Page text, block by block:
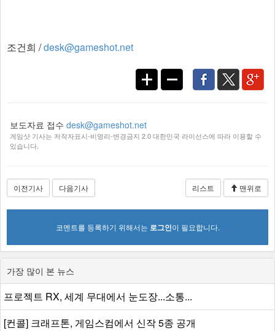
조건희 /desk@gameshot.net
보도자료 접수 desk@gameshot.net
게임샷 기사는 저작자표시-비영리-변경금지 2.0 대한민국 라이선스에 따라 이용할 수
있습니다.
이전기사 다음기사 리스트 맨위로
코멘트를 등록하기 위해서는 로그인이 필요합니다.
가장 많이 본 뉴스
프로젝트 RX, 세계 무대에서 눈도장...소통...
[컨콜] 크래프톤, 게임스컴에서 신작 5종 공개